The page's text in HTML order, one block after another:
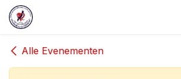
Overslaan naar inhoud
Alle Evenementen